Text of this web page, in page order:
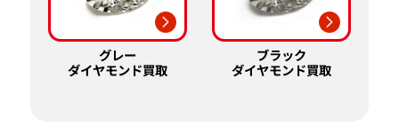
グレー
ダイヤモンド買取
ブラック
ダイヤモンド買取